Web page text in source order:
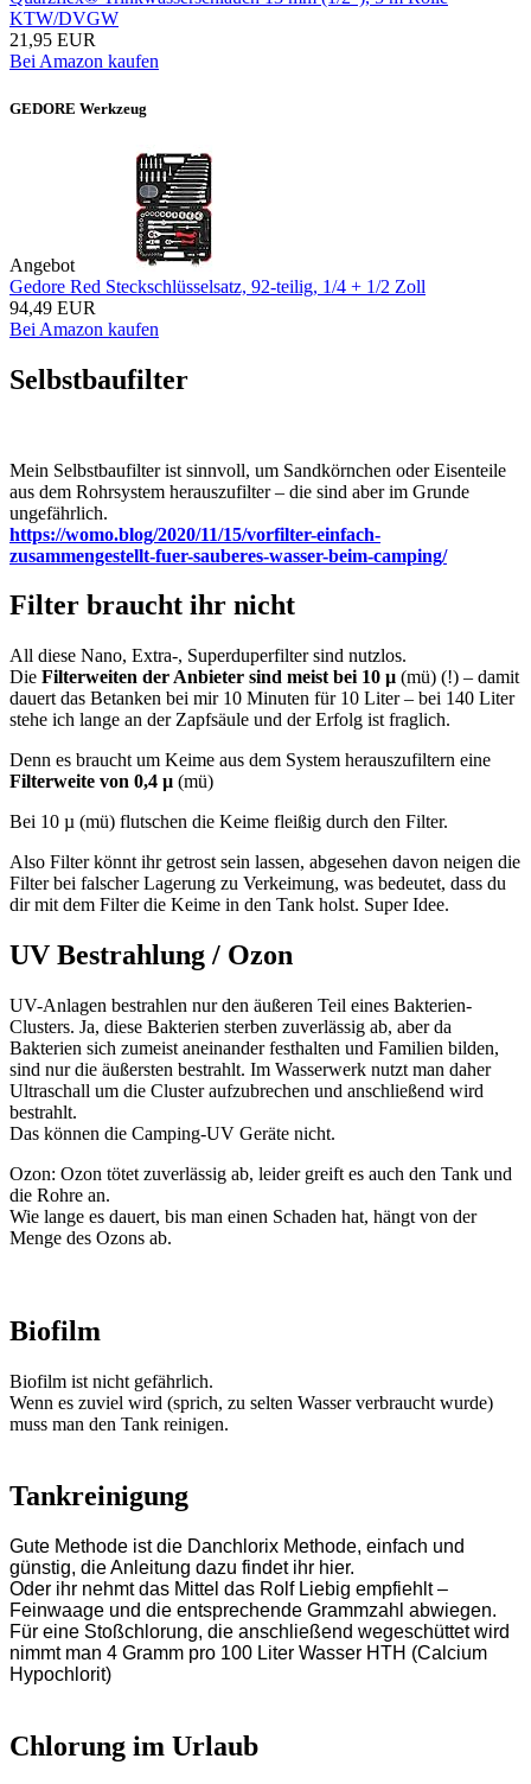
KTW/DVGW
21,95 EUR
Bei Amazon kaufen
GEDORE Werkzeug
Angebot
Gedore Red Steckschlüsselsatz, 92-teilig, 1/4 + 1/2 Zoll
94,49 EUR
Bei Amazon kaufen
Selbstbaufilter
Mein Selbstbaufilter ist sinnvoll, um Sandkörnchen oder Eisenteile
aus dem Rohrsystem herauszufilter – die sind aber im Grunde
ungefährlich.
https://womo.blog/2020/11/15/vorfilter-einfach-
zusammengestellt-fuer-sauberes-wasser-beim-camping/
Filter braucht ihr nicht
All diese Nano, Extra-, Superduperfilter sind nutzlos.
Die Filterweiten der Anbieter sind meist bei 10 µ (mü) (!) – damit
dauert das Betanken bei mir 10 Minuten für 10 Liter – bei 140 Liter
stehe ich lange an der Zapfsäule und der Erfolg ist fraglich.
Denn es braucht um Keime aus dem System herauszufiltern eine
Filterweite von 0,4 µ (mü)
Bei 10 µ (mü) flutschen die Keime fleißig durch den Filter.
Also Filter könnt ihr getrost sein lassen, abgesehen davon neigen die
Filter bei falscher Lagerung zu Verkeimung, was bedeutet, dass du
dir mit dem Filter die Keime in den Tank holst. Super Idee.
UV Bestrahlung / Ozon
UV-Anlagen bestrahlen nur den äußeren Teil eines Bakterien-
Clusters. Ja, diese Bakterien sterben zuverlässig ab, aber da
Bakterien sich zumeist aneinander festhalten und Familien bilden,
sind nur die äußersten bestrahlt. Im Wasserwerk nutzt man daher
Ultraschall um die Cluster aufzubrechen und anschließend wird
bestrahlt.
Das können die Camping-UV Geräte nicht.
Ozon: Ozon tötet zuverlässig ab, leider greift es auch den Tank und
die Rohre an.
Wie lange es dauert, bis man einen Schaden hat, hängt von der
Menge des Ozons ab.
Biofilm
Biofilm ist nicht gefährlich.
Wenn es zuviel wird (sprich, zu selten Wasser verbraucht wurde)
muss man den Tank reinigen.
Tankreinigung
Gute Methode ist die Danchlorix Methode, einfach und
günstig, die Anleitung dazu findet ihr hier.
Oder ihr nehmt das Mittel das Rolf Liebig empfiehlt –
Feinwaage und die entsprechende Grammzahl abwiegen.
Für eine Stoßchlorung, die anschließend wegeschüttet wird
nimmt man 4 Gramm pro 100 Liter Wasser HTH (Calcium
Hypochlorit)
Chlorung im Urlaub